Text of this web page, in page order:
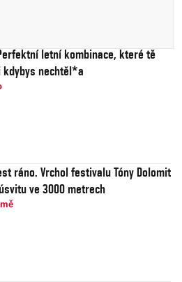
Perfektní letní kombinace, které tě
kdybys nechtěl*a
ráno. Vrchol festivalu Tóny Dolomit
ve 3000 metrech